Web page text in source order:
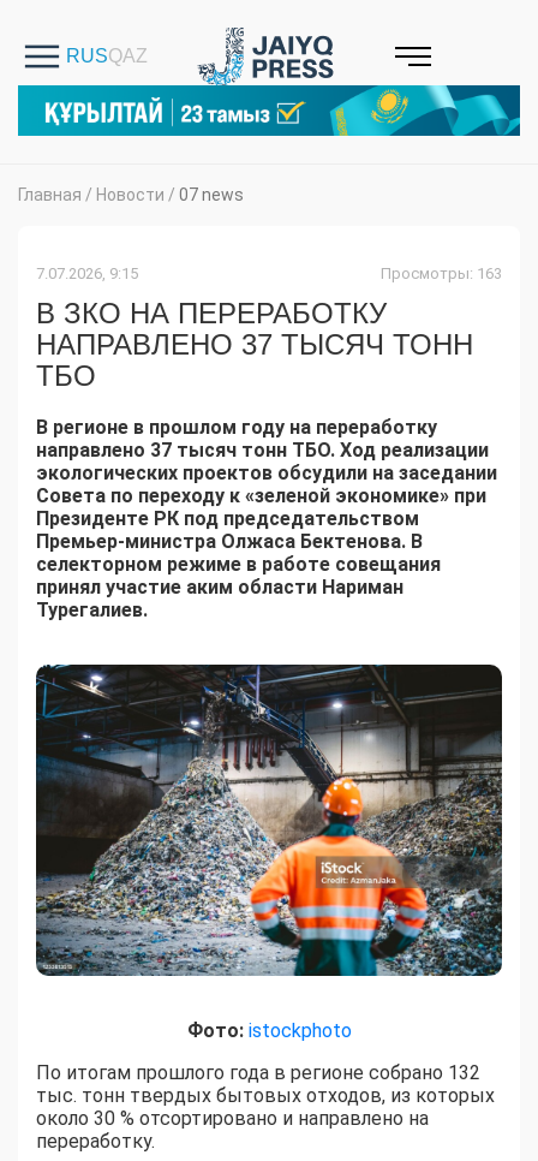
Главная / Новости / 07 news
7.07.2026, 9:15 Просмотры: 163
В ЗКО НА ПЕРЕРАБОТКУ
НАПРАВЛЕНО 37 ТЫСЯЧ ТОНН
ТБО
В регионе в прошлом году на переработку
направлено 37 тысяч тонн ТБО. Ход реализации
экологических проектов обсудили на заседании
Совета по переходу к «зеленой экономике» при
Президенте РК под председательством
Премьер-министра Олжаса Бектенова. В
селекторном режиме в работе совещания
принял участие аким области Нариман
Турегалиев.
Фото:istockphoto
По итогам прошлого года в регионе собрано 132
тыс. тонн твердых бытовых отходов, из которых
около 30 % отсортировано и направлено на
переработку.